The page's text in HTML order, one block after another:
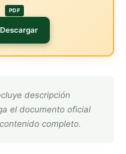
PDF
el documento oficial
completo.